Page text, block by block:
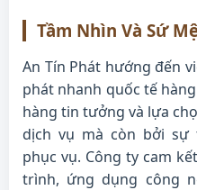
Tầm Nhìn Và Sứ
An Tín Phát hướng đến
phát nhanh quốc tế
hàng tin tưởng và lựa
dịch vụ mà còn bởi
phục vụ. Công ty cam
trình, ứng dụng công